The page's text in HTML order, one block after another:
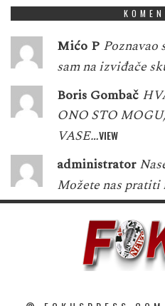
Mićo P Poznavao
sam na izviđače
Boris Gombač
ONO STO
VASE…VIEW
administrator
Možete nas pratiti